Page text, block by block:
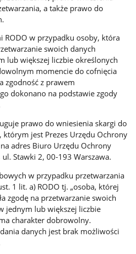
a także prawo do
RODO w przypadku osoby, która
swoich danych
lub większej liczbie określonych
momencie do cofnięcia
zgodność z prawem
dokonano na podstawie zgody
prawo do wniesienia skargi do
którym jest Prezes Urzędu Ochrony
adres Biuro Urzędu Ochrony
Stawki 2, 00-193 Warszawa.
w przypadku przetwarzania
1 lit. a) RODO tj. „osoba, której
zgodę na przetwarzanie swoich
jednym lub większej liczbie
charakter dobrowolny.
danych jest brak możliwości